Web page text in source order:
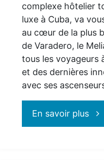
complexe hôtelier
luxe à Cuba, va
au cœur de la plus
de Varadero, le
tous les voyageurs
et des dernières
avec ses
En savoir plus